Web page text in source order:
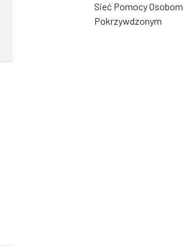
Sieć Pomocy Osobom
Pokrzywdzonym